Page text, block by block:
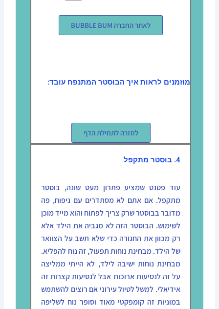
לאתר החברה BUBBLE BUM
מוזמנים לראות איך הבוסטר המתנפח עובד:
לחזרה לתחילת הדף
4. בוסטר מתקפל
עוד פטנט שמציע פתרון מעט שונה, בוסטר
מתקפל. אם אתם לא מסתדרים עם ניפוח, פה
מדובר בבוסטר שרק צריך לפתוח והוא מייד מוכן
לשימוש. הבוסטר הזה לא מגביה את הילד אלא
רק מכוון את החגורה כדי שלא תשב על הצוואר
של הילד. מבחינת נוחות תפעול, זה נוח להפליא.
מבחינת נוחות ישיבה לילד, לא הייתי ממליצה
על זה לנסיעות ארוכות אבל לנסיעות קצרות זה
אידיאלי. למשל לטיול עירוני אם רוצים להשתמש
במוניות זה קומפקטי מאוד וסופר נוח לשליפה